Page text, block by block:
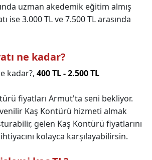
uzman akedemik eğitim almış
ise 3.000 TL ve 7.500 TL arasında
ne kadar?
kadar?, 400 TL - 2.500 TL
fiyatları Armut'ta seni bekliyor.
Kaş Kontürü hizmeti almak
gelen Kaş Kontürü fiyatlarını
kolayca karşılayabilirsin.